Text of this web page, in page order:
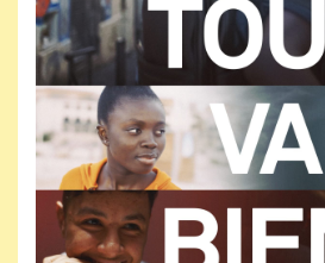
Jeudi 20 mai 2027